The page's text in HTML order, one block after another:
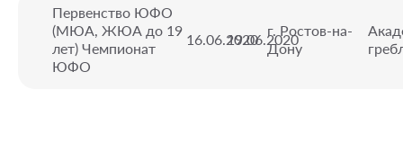
Первенство ЮФО
(МЮА, ЖЮА до 19
лет) Чемпионат
ЮФО
16.06.202019.06.2020
г. Ростов-на-
Дону